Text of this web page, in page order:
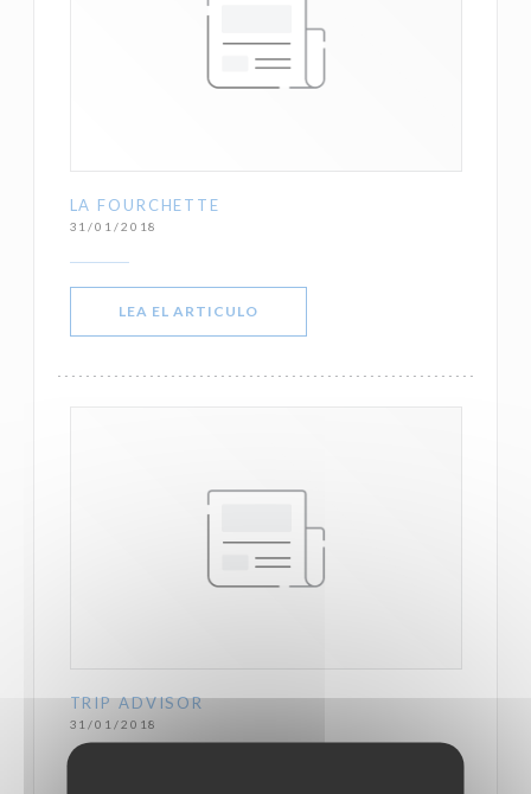
LA FOURCHETTE
31/01/2018
LEA EL ARTICULO((ABRE EN UNA NUEVA VENTANA))
TRIP ADVISOR
31/01/2018